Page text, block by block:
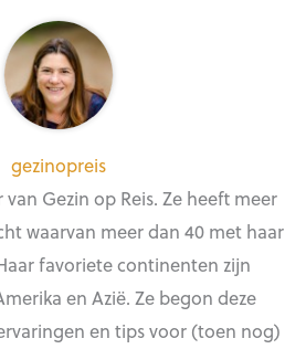
gezinopreis
Gezin op Reis. Ze heeft meer
waarvan meer dan 40 met haar
favoriete continenten zijn
en Azië. Ze begon deze
en tips voor (toen nog)